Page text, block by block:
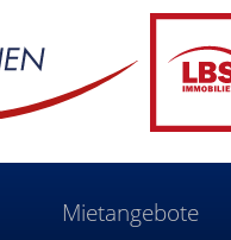
Mietangebote